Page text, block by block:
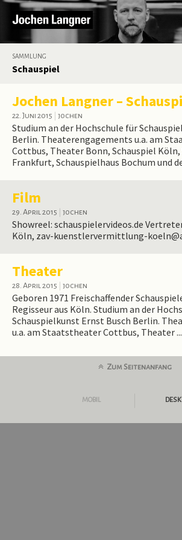
SAMMLUNG
Schauspiel
Jochen Langner –
22. Juni 2015 jochen
Studium an der Hochschule für
Berlin. Theaterengagements u.a. am
Cottbus, Theater Bonn, Schauspiel Köln,
Frankfurt, Schauspielhaus Bochum und
Film
29. April 2015 jochen
Showreel: schauspielervideos.de
Köln, zav-kuenstlervermittlung-
Theater
28. April 2015 jochen
Geboren 1971 Freischaffender
Regisseur aus Köln. Studium an der
Schauspielkunst Ernst Busch Berlin.
u.a. am Staatstheater Cottbus, Theater ...
Zum Seitenanfang
MOBIL